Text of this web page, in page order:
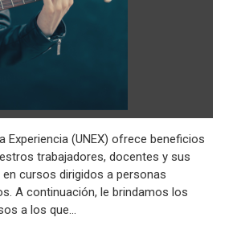
Experiencia (UNEX) ofrece beneficios
trabajadores, docentes y sus
cursos dirigidos a personas
A continuación, le brindamos los
a los que…